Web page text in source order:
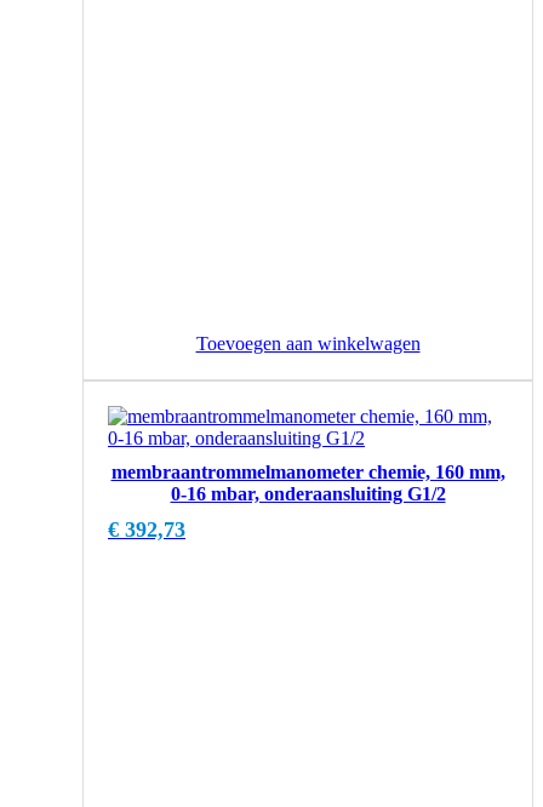
Toevoegen aan winkelwagen
membraantrommelmanometer chemie, 160 mm,
0-16 mbar, onderaansluiting G1/2
€ 392,73